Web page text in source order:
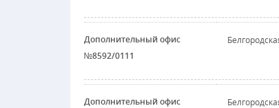
Дополнительный офис
№8592/0111
Дополнительный офис